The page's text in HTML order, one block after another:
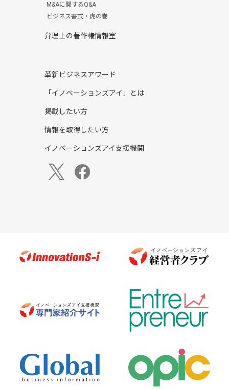
M&Aに関するQ&A
ビジネス書式・虎の巻
弁理士の著作権情報室
革新ビジネスアワード
「イノベーションズアイ」とは
掲載したい方
情報を取得したい方
イノベーションズアイ支援機関